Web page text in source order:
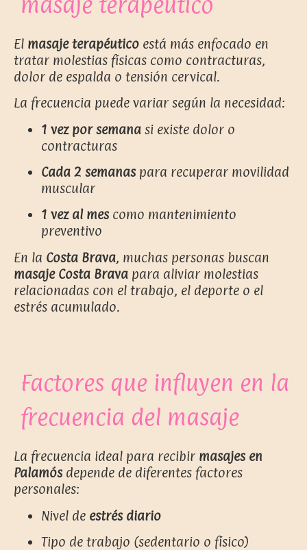
El masaje terapéutico está más enfocado en
tratar molestias físicas como contracturas,
dolor de espalda o tensión cervical.
La frecuencia puede variar según la necesidad:
1 vez por semana si existe dolor o
contracturas
Cada 2 semanas para recuperar movilidad
muscular
1 vez al mes como mantenimiento
preventivo
En la Costa Brava, muchas personas buscan
masaje Costa Brava para aliviar molestias
relacionadas con el trabajo, el deporte o el
estrés acumulado.
Factores que influyen en la
frecuencia del masaje
La frecuencia ideal para recibir masajes en
Palamós depende de diferentes factores
personales:
Nivel de estrés diario
Tipo de trabajo (sedentario o físico)